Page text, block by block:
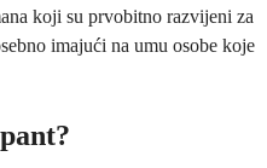
koji su prvobitno razvijeni za
imajući na umu osobe koje